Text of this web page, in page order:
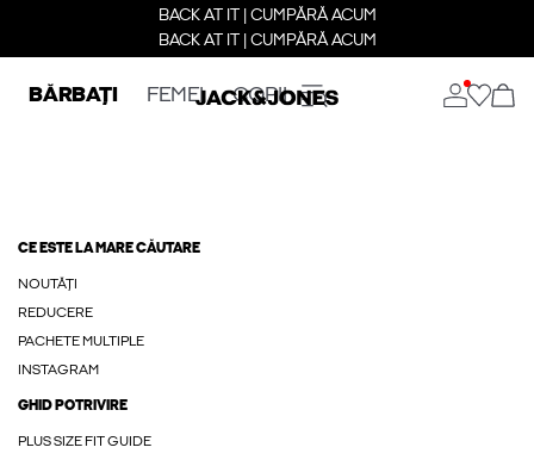
BACK AT IT | CUMPĂRĂ ACUM
BACK AT IT | CUMPĂRĂ ACUM
BĂRBAȚI FEMEI COPII
CE ESTE LA MARE CĂUTARE
NOUTĂȚI
REDUCERE
PACHETE MULTIPLE
INSTAGRAM
GHID POTRIVIRE
PLUS SIZE FIT GUIDE